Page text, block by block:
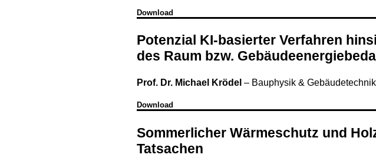
Download
Potenzial KI-basierter Verfahren
des Raum bzw.
Prof. Dr. Michael Krödel – Bauphysik &
Download
Sommerlicher Wärmeschutz und
Tatsachen